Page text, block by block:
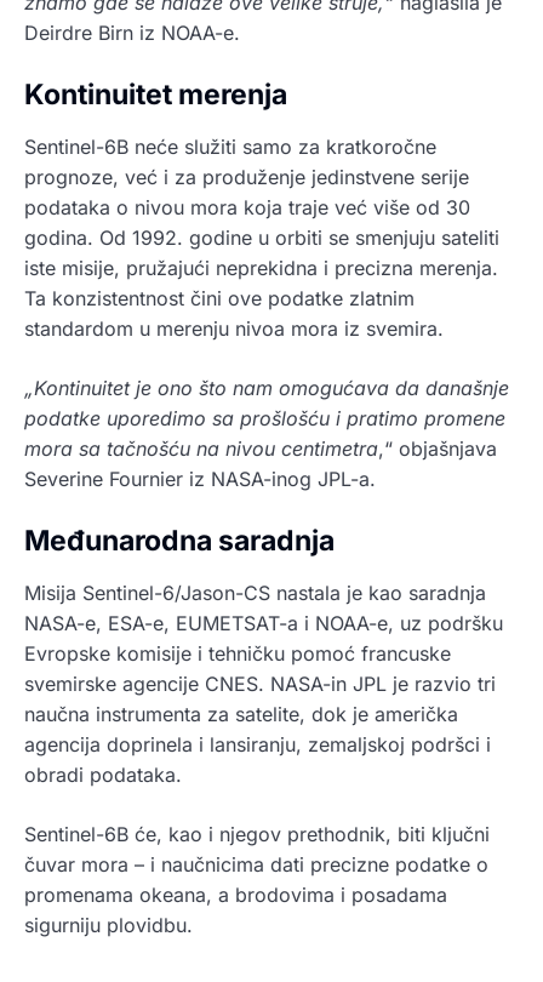
Deirdre Birn iz NOAA-e.
Kontinuitet merenja
Sentinel-6B neće služiti samo za kratkoročne
prognoze, već i za produženje jedinstvene serije
podataka o nivou mora koja traje već više od 30
godina. Od 1992. godine u orbiti se smenjuju sateliti
iste misije, pružajući neprekidna i precizna merenja.
Ta konzistentnost čini ove podatke zlatnim
standardom u merenju nivoa mora iz svemira.
„Kontinuitet je ono što nam omogućava da današnje
podatke uporedimo sa prošlošću i pratimo promene
mora sa tačnošću na nivou centimetra,“ objašnjava
Severine Fournier iz NASA-inog JPL-a.
Međunarodna saradnja
Misija Sentinel-6/Jason-CS nastala je kao saradnja
NASA-e, ESA-e, EUMETSAT-a i NOAA-e, uz podršku
Evropske komisije i tehničku pomoć francuske
svemirske agencije CNES. NASA-in JPL je razvio tri
naučna instrumenta za satelite, dok je američka
agencija doprinela i lansiranju, zemaljskoj podršci i
obradi podataka.
Sentinel-6B će, kao i njegov prethodnik, biti ključni
čuvar mora – i naučnicima dati precizne podatke o
promenama okeana, a brodovima i posadama
sigurniju plovidbu.